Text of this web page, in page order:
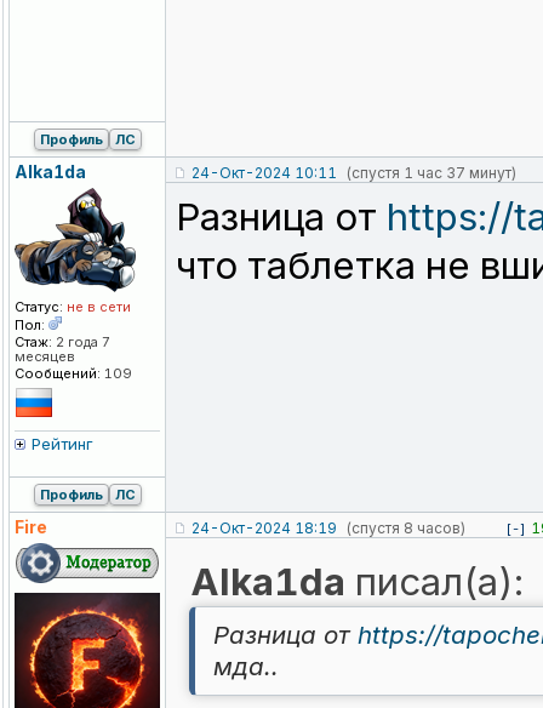
Профиль ЛС
Alka1da
Статус: не в сети
Пол:
Стаж: 2 года 7
месяцев
Сообщений: 109
Рейтинг
24-Окт-2024 10:11 (спустя 1 час 37 минут)
Разница от https://
что таблетка не
Профиль ЛС
Fire 24-Окт-2024 18:19 (спустя 8 часов) [-]
Alka1da писал(а):
Разница от https://
мда..